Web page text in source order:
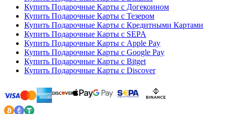
Купить Подарочные Карты с Догекоином
Купить Подарочные Карты с Тезером
Купить Подарочные Карты с Кредитными Картами
Купить Подарочные Карты с SEPA
Купить Подарочные Карты с Apple Pay
Купить Подарочные Карты с Google Pay
Купить Подарочные Карты с Bitget
Купить Подарочные Карты с Discover